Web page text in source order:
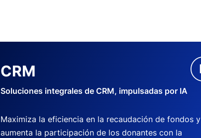
CRM
Soluciones integrales de CRM, impulsadas por IA
Maximiza la eficiencia en la recaudación de fondos y
aumenta la participación de los donantes con la